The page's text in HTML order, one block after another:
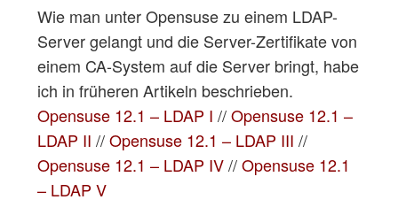
Wie man unter Opensuse zu einem LDAP-
Server gelangt und die Server-Zertifikate von
einem CA-System auf die Server bringt, habe
ich in früheren Artikeln beschrieben.
Opensuse 12.1 – LDAP I //Opensuse 12.1 –
LDAP II //Opensuse 12.1 – LDAP III //
Opensuse 12.1 – LDAP IV//Opensuse 12.1
– LDAP V